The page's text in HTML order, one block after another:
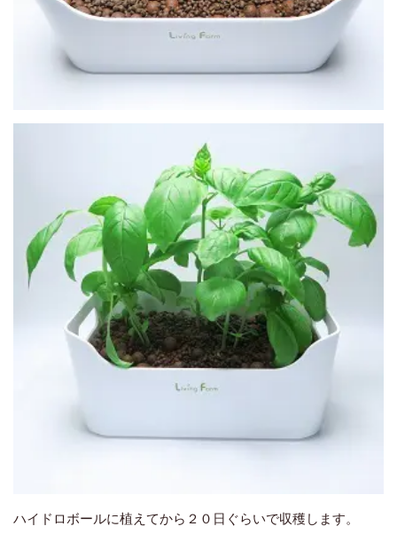
ハイドロボールに植えてから２０日ぐらいで収穫します。